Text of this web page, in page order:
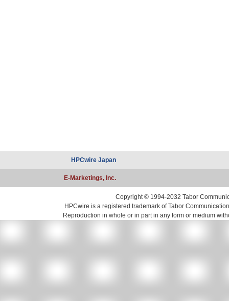
HPCwire Japan
E-Marketings, Inc.
Copyright © 1994-2032 Tabor
HPCwire is a registered trademark of Tabor
Reproduction in whole or in part in any form or medium